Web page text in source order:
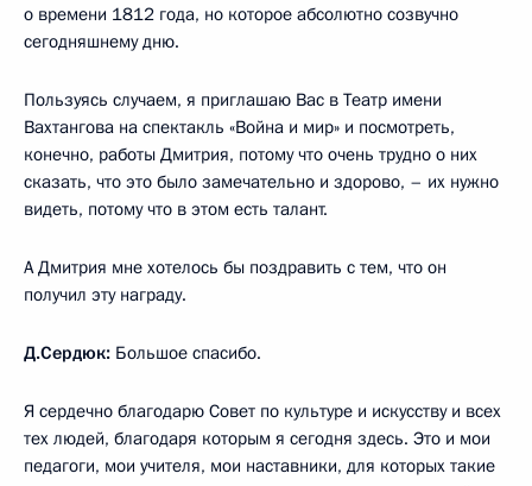
о времени 1812 года, но которое абсолютно созвучно
сегодняшнему дню.
Пользуясь случаем, я приглашаю Вас в Театр имени
Вахтангова на спектакль «Война и мир» и посмотреть,
конечно, работы Дмитрия, потому что очень трудно о них
сказать, что это было замечательно и здорово, – их нужно
видеть, потому что в этом есть талант.
А Дмитрия мне хотелось бы поздравить с тем, что он
получил эту награду.
Д.Сердюк: Большое спасибо.
Я сердечно благодарю Совет по культуре и искусству и всех
тех людей, благодаря которым я сегодня здесь. Это и мои
педагоги, мои учителя, мои наставники, для которых такие